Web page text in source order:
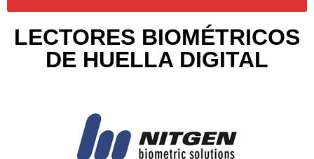
LECTORES BIOMÉTRICOS
DE HUELLA DIGITAL